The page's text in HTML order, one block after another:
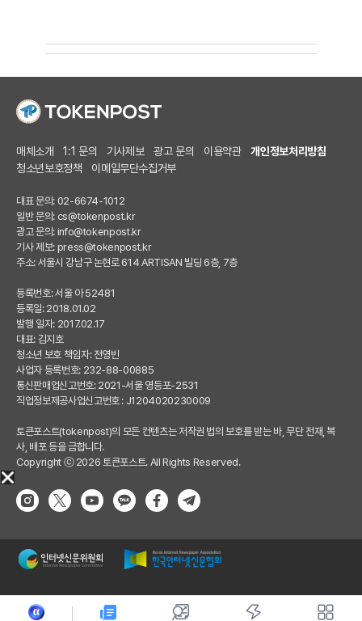
매체소개 1:1 문의 기사제보 광고 문의 이용약관
개인정보처리방침
청소년보호정책
이메일무단수집거부
대표 문의: 02-6674-1012
일반 문의: cs@tokenpost.kr
광고 문의: info@tokenpost.kr
기사 제보: press@tokenpost.kr
주소: 서울시 강남구 논현로 614 ARTISAN 빌딩 6층, 7층
등록번호: 서울 아 52481
등록일: 2018.01.02
발행 일자: 2017.02.17
대표: 김지호
청소년 보호 책임자: 전영빈
사업자 등록번호: 232-88-00885
통신판매업신고번호: 2021-서울 영등포-2531
직업정보제공사업신고번호 : J1204020230009
토큰포스트(tokenpost)의 모든 컨텐츠는 저작권 법의 보호를 받는 바, 무단 전재, 복
사, 배포 등을 금합니다.
Copyright ⓒ 2026 토큰포스트. All Rights Reserved.